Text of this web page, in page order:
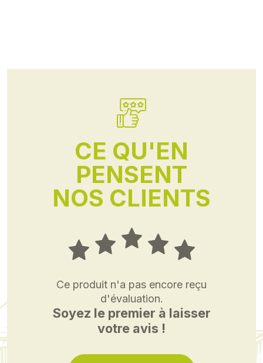
CE QU'EN
PENSENT
NOS CLIENTS
Ce produit n'a pas encore reçu
d'évaluation.
Soyez le premier à laisser
votre avis !